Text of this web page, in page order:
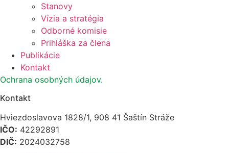
Stanovy
Vízia a stratégia
Odborné komisie
Prihláška za člena
Publikácie
Kontakt
Ochrana osobných údajov.
Kontakt
Hviezdoslavova 1828/1, 908 41 Šaštín Stráže
IČO: 42292891
DIČ: 2024032758